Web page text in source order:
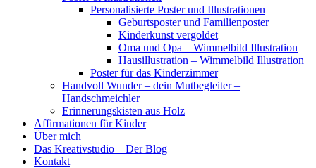
Personalisierte Poster und Illustrationen
Geburtsposter und Familienposter
Kinderkunst vergoldet
Oma und Opa – Wimmelbild Illustration
Hausillustration – Wimmelbild Illustration
Poster für das Kinderzimmer
Handvoll Wunder – dein Mutbegleiter –
Handschmeichler
Erinnerungskisten aus Holz
Affirmationen für Kinder
Über mich
Das Kreativstudio – Der Blog
Kontakt